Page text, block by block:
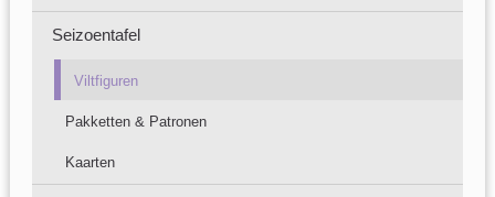
Seizoentafel
Viltfiguren
Pakketten & Patronen
Kaarten